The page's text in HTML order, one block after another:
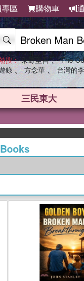
區 購物車
搜： 東野圭吾 、 The
錄 、 方念華 、 台灣的
三民東大
英